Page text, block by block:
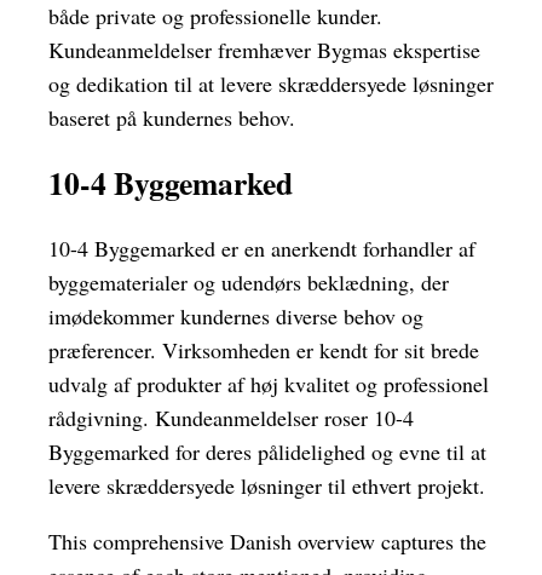
både private og professionelle kunder.
Kundeanmeldelser fremhæver Bygmas ekspertise
og dedikation til at levere skræddersyede løsninger
baseret på kundernes behov.
10-4 Byggemarked
10-4 Byggemarked er en anerkendt forhandler af
byggematerialer og udendørs beklædning, der
imødekommer kundernes diverse behov og
præferencer. Virksomheden er kendt for sit brede
udvalg af produkter af høj kvalitet og professionel
rådgivning. Kundeanmeldelser roser 10-4
Byggemarked for deres pålidelighed og evne til at
levere skræddersyede løsninger til ethvert projekt.
This comprehensive Danish overview captures the